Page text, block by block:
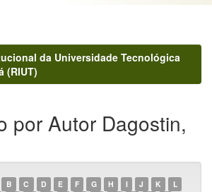
da Universidade Tecnológica
(RIUT)
por Autor Dagostin,
B C D E F G H I J K
L